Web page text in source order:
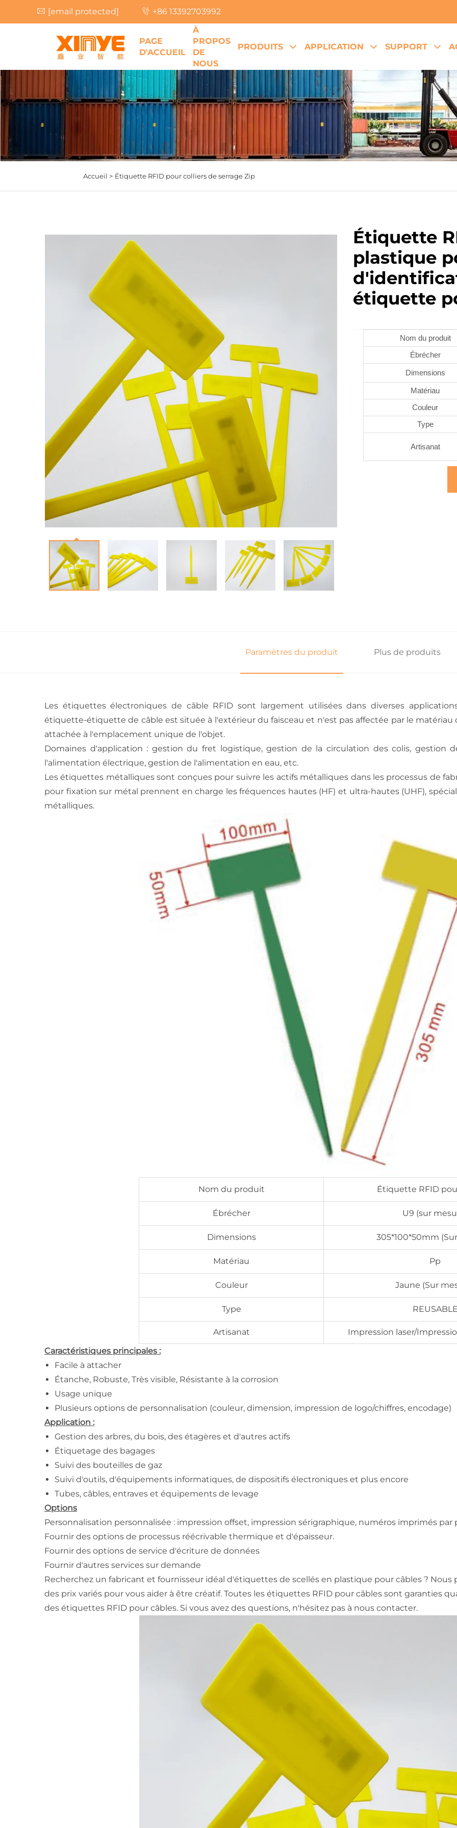
[email protected] +86 13392703992
PAGE
D'ACCUEIL
À
PROPOS
DE
NOUS
PRODUITS APPLICATION SUPPORT
Accueil > Étiquette RFID pour colliers de serrage Zip
Étiquette
plastique
étiquette
Nom du produit
Ébrécher
Dimensions
Matériau
Couleur
Type
Artisanat
Paramètres du produit Plus de produits
Les étiquettes électroniques de câble RFID sont largement utilisées dans diverses
étiquette-étiquette de câble est située à l'extérieur du faisceau et n'est pas affectée par le
attachée à l'emplacement unique de l'objet.
Domaines d'application : gestion du fret logistique, gestion de la circulation des colis, gestion
l'alimentation électrique, gestion de l'alimentation en eau, etc.
Les étiquettes métalliques sont conçues pour suivre les actifs métalliques dans les processus de
pour fixation sur métal prennent en charge les fréquences hautes (HF) et ultra-hautes (UHF),
métalliques.
Nom du produit Étiquette RFID
Ébrécher U9 (sur
Dimensions 305*100*50mm
Matériau Pp
Couleur Jaune (Sur
Type REUSABLE
Artisanat
Impression laser/
Caractéristiques principales :
Facile à attacher
Étanche, Robuste, Très visible, Résistante à la corrosion
Usage unique
Plusieurs options de personnalisation (couleur, dimension, impression de logo/chiffres, encodage)
Application :
Gestion des arbres, du bois, des étagères et d'autres actifs
Étiquetage des bagages
Suivi des bouteilles de gaz
Suivi d'outils, d'équipements informatiques, de dispositifs électroniques et plus encore
Tubes, câbles, entraves et équipements de levage
Options
Personnalisation personnalisée : impression offset, impression sérigraphique, numéros imprimés par
Fournir des options de processus réécrivable thermique et d'épaisseur.
Fournir des options de service d'écriture de données
Fournir d'autres services sur demande
Recherchez un fabricant et fournisseur idéal d'étiquettes de scellés en plastique pour câbles ?
des prix variés pour vous aider à être créatif. Toutes les étiquettes RFID pour câbles sont garanties
des étiquettes RFID pour câbles. Si vous avez des questions, n'hésitez pas à nous contacter.